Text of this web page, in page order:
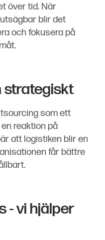
över tid. När
blir det
och fokusera på
strategiskt
som ett
reaktion på
att logistiken blir en
får bättre
- vi hjälper